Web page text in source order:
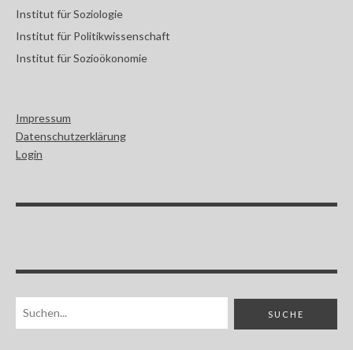
Institut für Soziologie
Institut für Politikwissenschaft
Institut für Sozioökonomie
Impressum
Datenschutzerklärung
Login